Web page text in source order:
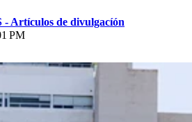
Artículos de divulgacíón
PM